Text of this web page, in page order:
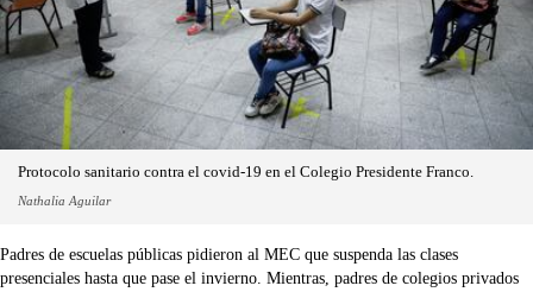
Protocolo sanitario contra el covid-19 en el Colegio Presidente Franco.
Nathalia Aguilar
Padres de escuelas públicas pidieron al MEC que suspenda las clases
presenciales hasta que pase el invierno. Mientras, padres de colegios privados